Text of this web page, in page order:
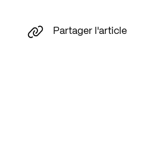
Partager l'article